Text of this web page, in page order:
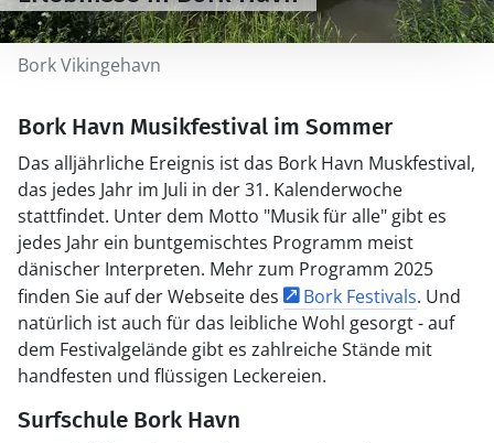
Bork Vikingehavn
Bork Havn Musikfestival im Sommer
Das alljährliche Ereignis ist das Bork Havn Muskfestival,
das jedes Jahr im Juli in der 31. Kalenderwoche
stattfindet. Unter dem Motto "Musik für alle" gibt es
jedes Jahr ein buntgemischtes Programm meist
dänischer Interpreten. Mehr zum Programm 2025
finden Sie auf der Webseite des
Bork Festivals. Und
natürlich ist auch für das leibliche Wohl gesorgt - auf
dem Festivalgelände gibt es zahlreiche Stände mit
handfesten und flüssigen Leckereien.
Surfschule Bork Havn